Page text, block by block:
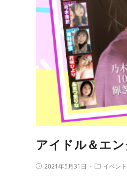
アイドル＆エ
2021年5月31日 イベント